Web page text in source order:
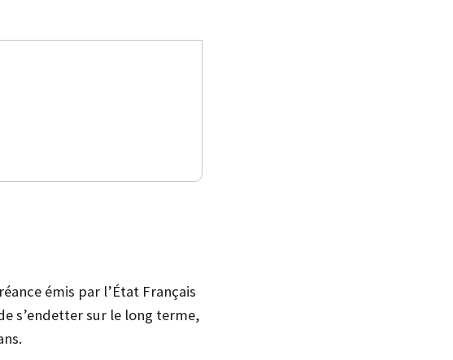
émis par l’État Français
s’endetter sur le long terme,